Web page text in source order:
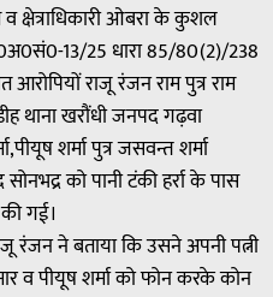
क्षेत्राधिकारी ओबरा के कुशल
13/25 धारा 85/80(2)/238
राजू रंजन राम पुत्र राम
थाना खरौंधी जनपद गढ़वा
शर्मा पुत्र जसवन्त शर्मा
को पानी टंकी हर्रा के पास
गई।
रंजन ने बताया कि उसने अपनी पत्नी
व पीयूष शर्मा को फोन करके कोन